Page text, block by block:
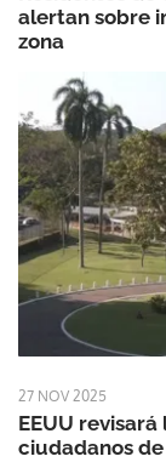
alertan sobre
zona
27 NOV 2025
EEUU
ciudadanos